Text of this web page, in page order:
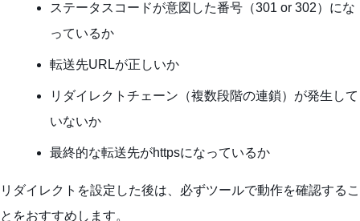
ステータスコードが意図した番号（301 or 302）にな
っているか
転送先URLが正しいか
リダイレクトチェーン（複数段階の連鎖）が発生して
いないか
最終的な転送先がhttpsになっているか
リダイレクトを設定した後は、必ずツールで動作を確認するこ
とをおすすめします。